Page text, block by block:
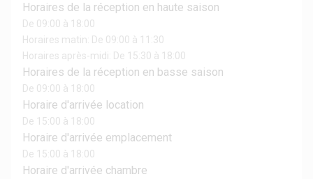
Horaires de la réception en haute saison
De 09:00 à 18:00
Horaires matin: De 09:00 à 11:30
Horaires après-midi: De 15:30 à 18:00
Horaires de la réception en basse saison
De 09:00 à 18:00
Horaire d'arrivée location
De 15:00 à 18:00
Horaire d'arrivée emplacement
De 15:00 à 18:00
Horaire d'arrivée chambre